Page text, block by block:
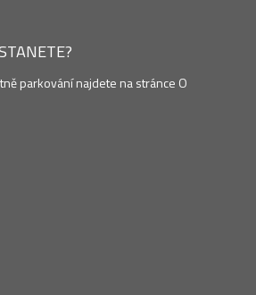
parkování najdete na stránce O